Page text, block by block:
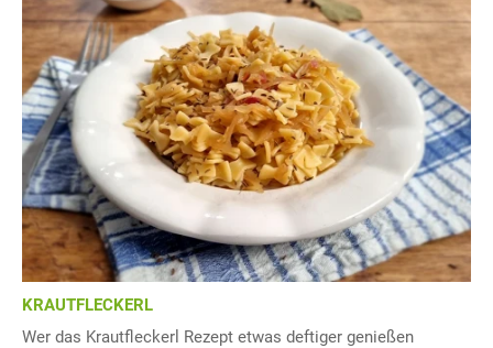
KRAUTFLECKERL
Wer das Krautfleckerl Rezept etwas deftiger genießen